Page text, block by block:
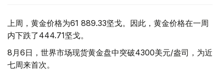
上周，黄金价格为61 889.33坚戈。因此，黄金价格在一周
内下跌了444.71坚戈。
8月6日，世界市场现货黄金盘中突破4300美元/盎司，为近
七周来首次。